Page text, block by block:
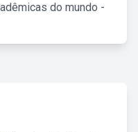
do mundo -